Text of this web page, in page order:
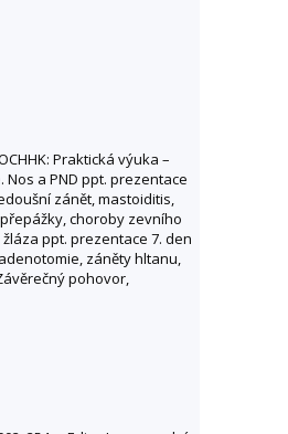
Praktická výuka –
a PND ppt. prezentace
zánět, mastoiditis,
choroby zevního
ppt. prezentace 7. den
záněty hltanu,
pohovor,